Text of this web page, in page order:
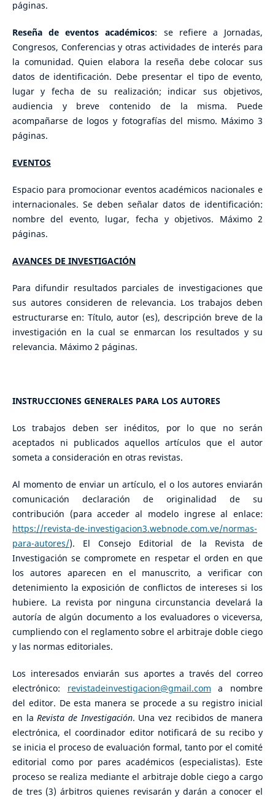
páginas.
Reseña de eventos académicos: se refiere a Jornadas,
Congresos, Conferencias y otras actividades de interés para
la comunidad. Quien elabora la reseña debe colocar sus
datos de identificación. Debe presentar el tipo de evento,
lugar y fecha de su realización; indicar sus objetivos,
audiencia y breve contenido de la misma. Puede
acompañarse de logos y fotografías del mismo. Máximo 3
páginas.
EVENTOS
Espacio para promocionar eventos académicos nacionales e
internacionales. Se deben señalar datos de identificación:
nombre del evento, lugar, fecha y objetivos. Máximo 2
páginas.
AVANCES DE INVESTIGACIÓN
Para difundir resultados parciales de investigaciones que
sus autores consideren de relevancia. Los trabajos deben
estructurarse en: Título, autor (es), descripción breve de la
investigación en la cual se enmarcan los resultados y su
relevancia. Máximo 2 páginas.
INSTRUCCIONES GENERALES PARA LOS AUTORES
Los trabajos deben ser inéditos, por lo que no serán
aceptados ni publicados aquellos artículos que el autor
someta a consideración en otras revistas.
Al momento de enviar un artículo, el o los autores enviarán
comunicación declaración de originalidad de su
contribución (para acceder al modelo ingrese al enlace:
https://revista-de-investigacion3.webnode.com.ve/normas-
para-autores/). El Consejo Editorial de la Revista de
Investigación se compromete en respetar el orden en que
los autores aparecen en el manuscrito, a verificar con
detenimiento la exposición de conflictos de intereses si los
hubiere. La revista por ninguna circunstancia develará la
autoría de algún documento a los evaluadores o viceversa,
cumpliendo con el reglamento sobre el arbitraje doble ciego
y las normas editoriales.
Los interesados enviarán sus aportes a través del correo
electrónico: revistadeinvestigacion@gmail.com a nombre
del editor. De esta manera se procede a su registro inicial
en laRevista de Investigación. Una vez recibidos de manera
electrónica, el coordinador editor notificará de su recibo y
se inicia el proceso de evaluación formal, tanto por el comité
editorial como por pares académicos (especialistas). Este
proceso se realiza mediante el arbitraje doble ciego a cargo
de tres (3) árbitros quienes revisarán y darán a conocer el